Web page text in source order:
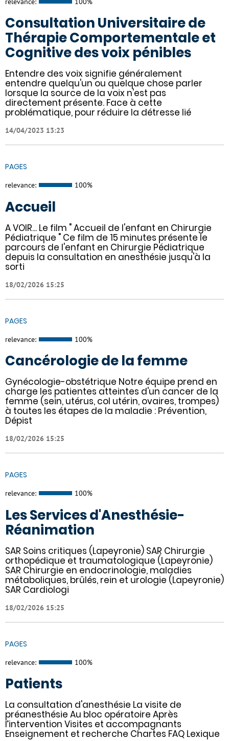
Consultation Universitaire de
Thérapie Comportementale et
Cognitive des voix pénibles
Entendre des voix signifie généralement
entendre quelqu'un ou quelque chose parler
lorsque la source de la voix n'est pas
directement présente. Face à cette
problématique, pour réduire la détresse lié
14/04/2023 13:23
PAGES
relevance: 100%
Accueil
A VOIR... Le film " Accueil de l'enfant en Chirurgie
Pédiatrique " Ce film de 15 minutes présente le
parcours de l'enfant en Chirurgie Pédiatrique
depuis la consultation en anesthésie jusqu'à la
sorti
18/02/2026 15:25
PAGES
relevance: 100%
Cancérologie de la femme
Gynécologie-obstétrique Notre équipe prend en
charge les patientes atteintes d'un cancer de la
femme (sein, utérus, col utérin, ovaires, trompes)
à toutes les étapes de la maladie : Prévention,
Dépist
18/02/2026 15:25
PAGES
relevance: 100%
Les Services d'Anesthésie-
Réanimation
SAR Soins critiques (Lapeyronie) SAR Chirurgie
orthopédique et traumatologique (Lapeyronie)
SAR Chirurgie en endocrinologie, maladies
métaboliques, brûlés, rein et urologie (Lapeyronie)
SAR Cardiologi
18/02/2026 15:25
PAGES
relevance: 100%
Patients
La consultation d'anesthésie La visite de
préanesthésie Au bloc opératoire Après
l’intervention Visites et accompagnants
Enseignement et recherche Chartes FAQ Lexique